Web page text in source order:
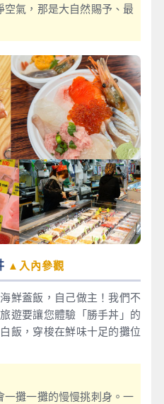
氣，那是大自然賜予、最
▲入內參觀
鮮蓋飯，自己做主！我們不
遊要讓您體驗「勝手丼」的
飯，穿梭在鮮味十足的攤位
攤一攤的慢慢挑刺身。一